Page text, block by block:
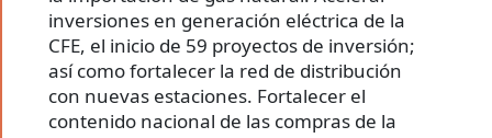
inversiones en generación eléctrica de la
CFE, el inicio de 59 proyectos de inversión;
así como fortalecer la red de distribución
con nuevas estaciones. Fortalecer el
contenido nacional de las compras de la